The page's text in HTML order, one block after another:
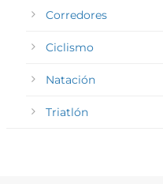
Corredores
Ciclismo
Natación
Triatlón